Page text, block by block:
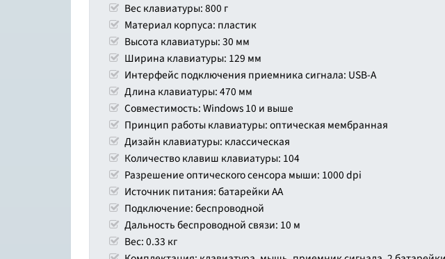
Вес клавиатуры: 800 г
Материал корпуса: пластик
Высота клавиатуры: 30 мм
Ширина клавиатуры: 129 мм
Интерфейс подключения приемника сигнала: USB-A
Длина клавиатуры: 470 мм
Совместимость: Windows 10 и выше
Принцип работы клавиатуры: оптическая мембранная
Дизайн клавиатуры: классическая
Количество клавиш клавиатуры: 104
Разрешение оптического сенсора мыши: 1000 dpi
Источник питания: батарейки AA
Подключение: беспроводной
Дальность беспроводной связи: 10 м
Вес: 0.33 кг